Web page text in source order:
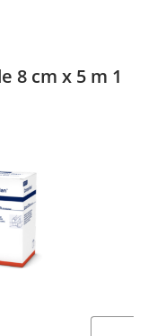
8 cm x 5 m 1